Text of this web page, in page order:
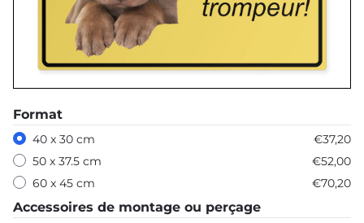
Format
40 x 30 cm
€37,20
50 x 37.5 cm
€52,00
60 x 45 cm
€70,20
Accessoires de montage ou perçage